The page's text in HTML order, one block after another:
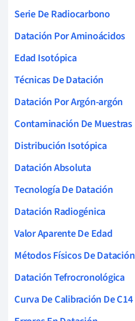
Serie De Radiocarbono
Datación Por Aminoácidos
Edad Isotópica
Técnicas De Datación
Datación Por Argón-argón
Contaminación De Muestras
Distribución Isotópica
Datación Absoluta
Tecnología De Datación
Datación Radiogénica
Valor Aparente De Edad
Métodos Físicos De Datación
Datación Tefrocronológica
Curva De Calibración De C14